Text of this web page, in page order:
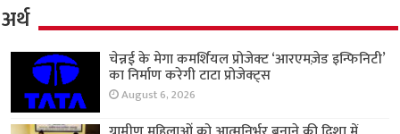
अर्थ
चेन्नई के मेगा कमर्शियल प्रोजेक्ट ‘आरएमज़ेड इन्फिनिटी’
का निर्माण करेगी टाटा प्रोजेक्ट्स
August 6, 2026